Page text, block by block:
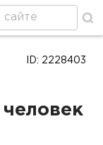
ID: 2228403